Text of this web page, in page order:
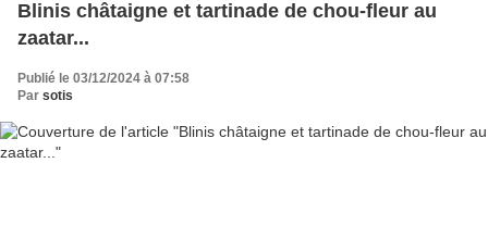
Blinis châtaigne et tartinade de chou-fleur au
zaatar...
Publié le 03/12/2024 à 07:58
Par sotis